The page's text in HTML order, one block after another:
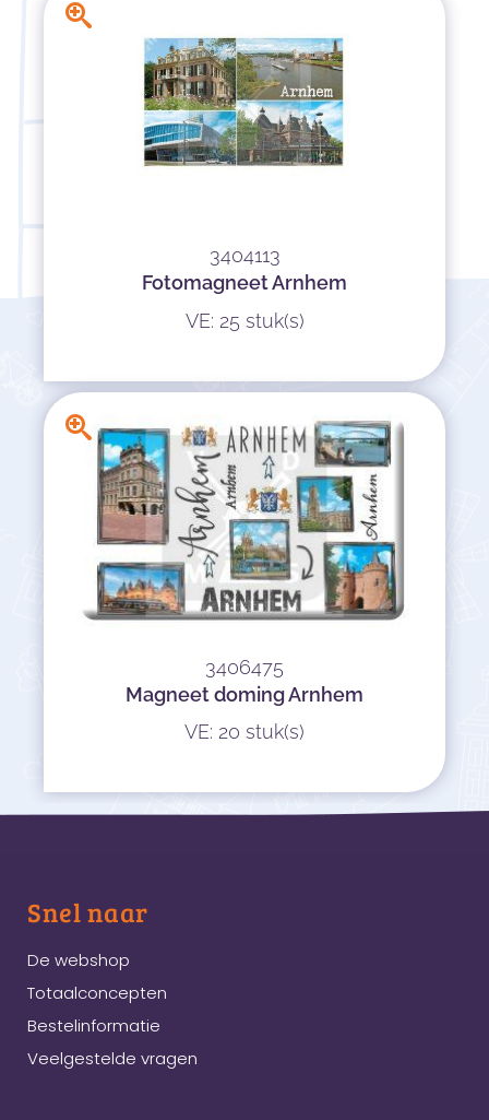
3404113
Fotomagneet Arnhem
VE: 25 stuk(s)
3406475
Magneet doming Arnhem
VE: 20 stuk(s)
Snel naar
De webshop
Totaalconcepten
Bestelinformatie
Veelgestelde vragen